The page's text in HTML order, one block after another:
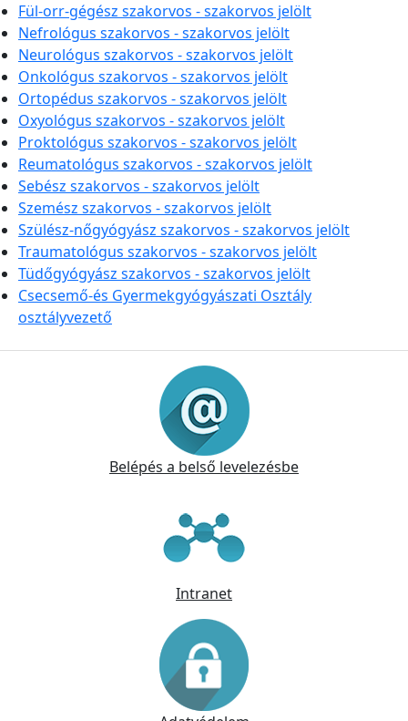
Fül-orr-gégész szakorvos - szakorvos jelölt
Nefrológus szakorvos - szakorvos jelölt
Neurológus szakorvos - szakorvos jelölt
Onkológus szakorvos - szakorvos jelölt
Ortopédus szakorvos - szakorvos jelölt
Oxyológus szakorvos - szakorvos jelölt
Proktológus szakorvos - szakorvos jelölt
Reumatológus szakorvos - szakorvos jelölt
Sebész szakorvos - szakorvos jelölt
Szemész szakorvos - szakorvos jelölt
Szülész-nőgyógyász szakorvos - szakorvos jelölt
Traumatológus szakorvos - szakorvos jelölt
Tüdőgyógyász szakorvos - szakorvos jelölt
Csecsemő-és Gyermekgyógyászati Osztály
osztályvezető
Belépés a belső levelezésbe
Intranet